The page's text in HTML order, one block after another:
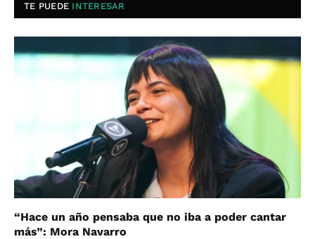
TE PUEDE INTERESAR
“Hace un año pensaba que no iba a poder cantar
más”: Mora Navarro